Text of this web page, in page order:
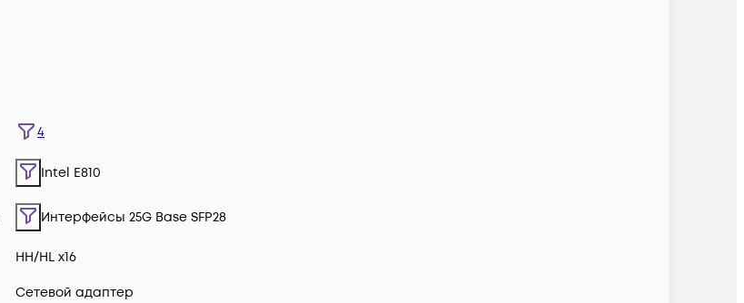
4
Intel E810
Интерфейсы 25G Base SFP28
HH/HL x16
Сетевой адаптер